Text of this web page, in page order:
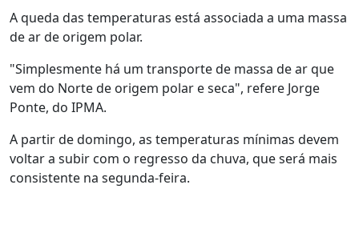
A queda das temperaturas está associada a uma massa
de ar de origem polar.
"Simplesmente há um transporte de massa de ar que
vem do Norte de origem polar e seca", refere Jorge
Ponte, do IPMA.
A partir de domingo, as temperaturas mínimas devem
voltar a subir com o regresso da chuva, que será mais
consistente na segunda-feira.